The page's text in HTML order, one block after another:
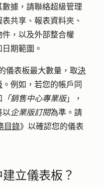
據，請聯絡超級管理
共享、報表資料夾、
，以及外部整合權
期範圍。
儀表板最大數量，取決
。例如，若您的帳戶同
「銷售中心專業版」，
以企業版訂閱為準。請
目錄》以確認您的儀表
立儀表板？